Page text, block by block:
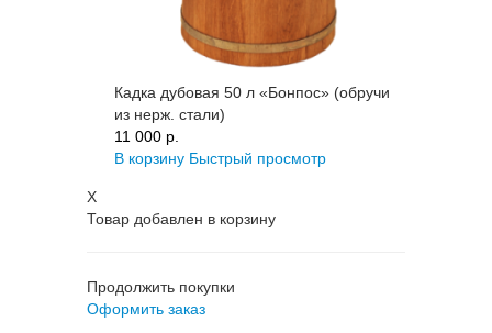
Кадка дубовая 50 л «Бонпос» (обручи
из нерж. стали)
11 000 p.
В корзину Быстрый просмотр
X
Товар добавлен в корзину
Продолжить покупки
Оформить заказ